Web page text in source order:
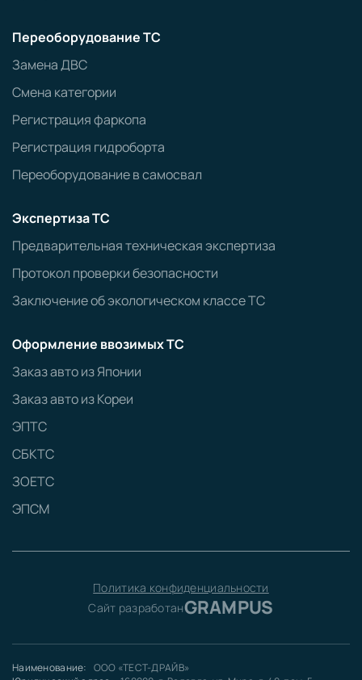
Переоборудование ТС
Замена ДВС
Смена категории
Регистрация фаркопа
Регистрация гидроборта
Переоборудование в самосвал
Экспертиза ТС
Предварительная техническая экспертиза
Протокол проверки безопасности
Заключение об экологическом классе ТС
Оформление ввозимых ТС
Заказ авто из Японии
Заказ авто из Кореи
ЭПТС
СБКТС
ЗОЕТС
ЭПСМ
Политика конфиденциальности
Сайт разработанGRAMPUS
Наименование: ООО «ТЕСТ-ДРАЙВ»